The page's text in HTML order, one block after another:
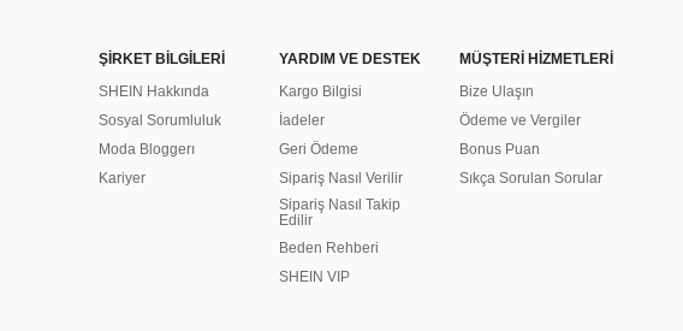
ŞİRKET BİLGİLERİ
SHEIN Hakkında
Sosyal Sorumluluk
Moda Bloggerı
Kariyer
YARDIM VE DESTEK
Kargo Bilgisi
İadeler
Geri Ödeme
Sipariş Nasıl Verilir
Sipariş Nasıl Takip
Edilir
Beden Rehberi
SHEIN VIP
MÜŞTERİ HİZMETLERİ
Bize Ulaşın
Ödeme ve Vergiler
Bonus Puan
Sıkça Sorulan Sorular